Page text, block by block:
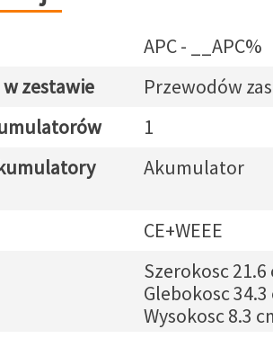
APC - __APC%
zestawie
Przewodów
1
Akumulator
CE+WEEE
Szerokosc 21.6
Glebokosc 34.3
Wysokosc 8.3